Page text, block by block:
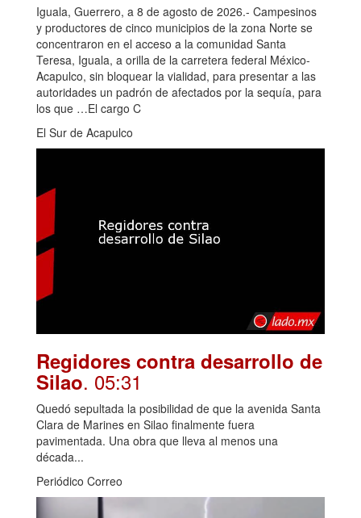
Iguala, Guerrero, a 8 de agosto de 2026.- Campesinos
y productores de cinco municipios de la zona Norte se
concentraron en el acceso a la comunidad Santa
Teresa, Iguala, a orilla de la carretera federal México-
Acapulco, sin bloquear la vialidad, para presentar a las
autoridades un padrón de afectados por la sequía, para
los que …El cargo C
El Sur de Acapulco
Regidores contra desarrollo de
Silao. 05:31
Quedó sepultada la posibilidad de que la avenida Santa
Clara de Marines en Silao finalmente fuera
pavimentada. Una obra que lleva al menos una
década...
Periódico Correo